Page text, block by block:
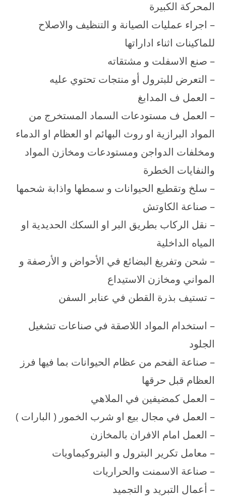
المحركة الكبيرة
– اجراء عمليات الصيانة و التنظيف والاصلاح
للماكينات اثناء اداراتها
– صنع الاسفلت و مشتقاته
– التعرض للبترول أو منتجات تحتوي عليه
– العمل ف المدابغ
– العمل ف مستودعات السماد المستخرج من
المواد البرازية او روث البهائم او العظام او الدماء
ومخلفات الدواجن ومستودعات ومخازن المواد
والنفايات الخطرة
– سلخ وتقطيع الحيوانات و سمطها واذابة شحمها
– صناعة الكاوتش
– نقل الركاب بطريق البر او السكك الحديدية او
المياه الداخلية
– شحن وتفريغ البضائع في الأحواض و الأرصفة و
المواني ومخازن الاستيداع
– تستيف بذرة القطن في عنابر السفن
– استخدام المواد اللاصقة في صناعات تشغيل
الجلود
– صناعة الفحم من عظام الحيوانات بما فيها فرز
العظام قبل حرقها
– العمل كمضيفين في الملاهي
– العمل في مجال بيع او شرب الخمور ( البارات )
– العمل امام الافران بالمخازن
– معامل تكرير البترول و البتروكيماويات
– صناعة الاسمنت والحراريات
– أعمال التبريد و التجميد